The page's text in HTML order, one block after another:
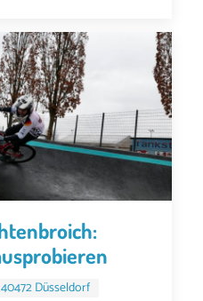
Düsseldorf